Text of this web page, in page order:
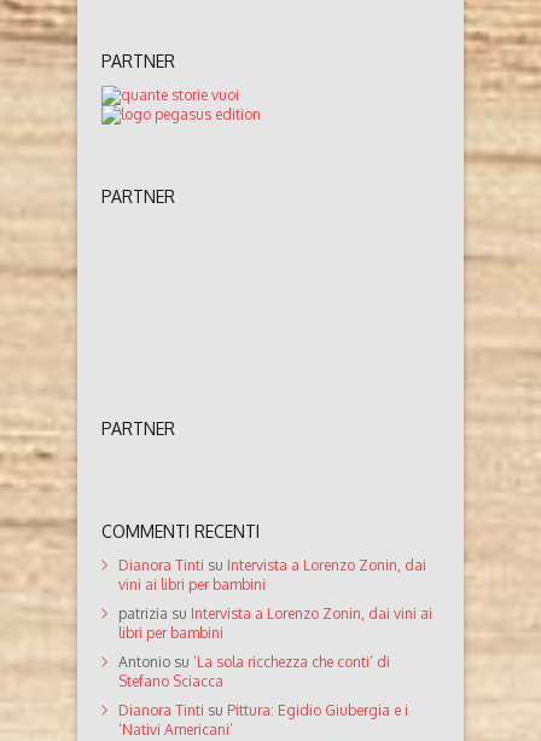
PARTNER
PARTNER
PARTNER
COMMENTI RECENTI
Dianora Tinti su Intervista a Lorenzo Zonin, dai
vini ai libri per bambini
patrizia su Intervista a Lorenzo Zonin, dai vini ai
libri per bambini
Antonio su ‘La sola ricchezza che conti’ di
Stefano Sciacca
Dianora Tinti su Pittura: Egidio Giubergia e i
‘Nativi Americani’